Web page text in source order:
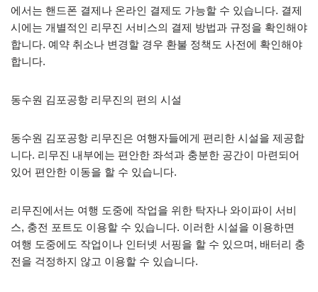
에서는 핸드폰 결제나 온라인 결제도 가능할 수 있습니다. 결제
시에는 개별적인 리무진 서비스의 결제 방법과 규정을 확인해야
합니다. 예약 취소나 변경할 경우 환불 정책도 사전에 확인해야
합니다.
동수원 김포공항 리무진의 편의 시설
동수원 김포공항 리무진은 여행자들에게 편리한 시설을 제공합
니다. 리무진 내부에는 편안한 좌석과 충분한 공간이 마련되어
있어 편안한 이동을 할 수 있습니다.
리무진에서는 여행 도중에 작업을 위한 탁자나 와이파이 서비
스, 충전 포트도 이용할 수 있습니다. 이러한 시설을 이용하면
여행 도중에도 작업이나 인터넷 서핑을 할 수 있으며, 배터리 충
전을 걱정하지 않고 이용할 수 있습니다.